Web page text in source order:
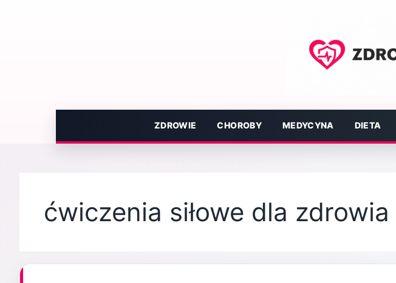
ZDROWIE CHOROBY MEDYCYNA DIETA
ćwiczenia siłowe dla zdrowia